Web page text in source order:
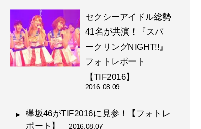
セクシーアイドル総勢
41名が共演！『スパ
ークリングNIGHT!!』
フォトレポート
【TIF2016】
2016.08.09
欅坂46がTIF2016に見参！【フォトレ
ポート】 2016.08.07